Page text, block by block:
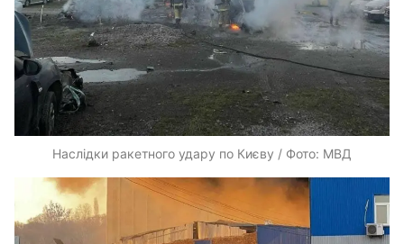
Наслідки ракетного удару по Києву / Фото: МВД